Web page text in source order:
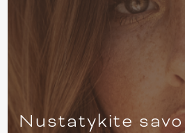
Nustatykite